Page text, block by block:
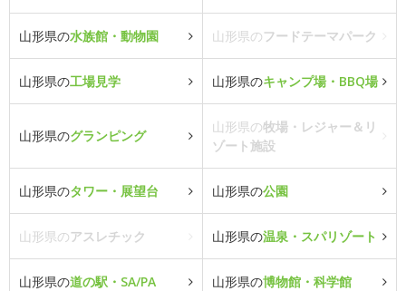
山形県の水族館・動物園 山形県のフードテーマパーク
山形県の工場見学 山形県のキャンプ場・BBQ場
山形県のグランピング
山形県の牧場・レジャー＆リ
ゾート施設
山形県のタワー・展望台 山形県の公園
山形県のアスレチック 山形県の温泉・スパリゾート
山形県の道の駅・SA/PA 山形県の博物館・科学館